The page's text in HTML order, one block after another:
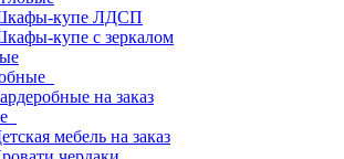
купе ЛДСП
купе с зеркалом
на заказ
мебель на заказ